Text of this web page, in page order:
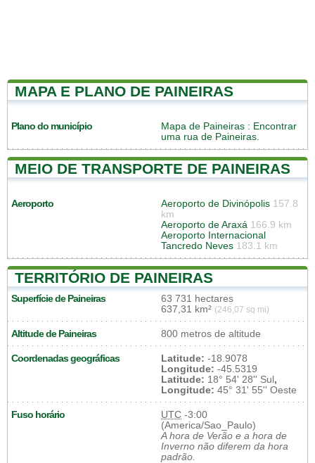
MAPA E PLANO DE PAINEIRAS
Plano do município Mapa de Paineiras : Encontrar
uma rua de Paineiras.
MEIO DE TRANSPORTE DE PAINEIRAS
Aeroporto Aeroporto de Divinópolis 157.8
km
Aeroporto de Araxá 166.9 km
Aeroporto Internacional
Tancredo Neves 183.1 km
TERRITÓRIO DE PAINEIRAS
Superfície de Paineiras
63 731 hectares
637,31 km² (246,07 sq mi)
Altitude de Paineiras 800 metros de altitude
Coordenadas geográficas Latitude: -18.9078
Longitude: -45.5319
Latitude: 18° 54' 28'' Sul,
Longitude: 45° 31' 55'' Oeste
Fuso horário UTC -3:00
(America/Sao_Paulo)
A hora de Verão e a hora de
Inverno não diferem da hora
padrão.